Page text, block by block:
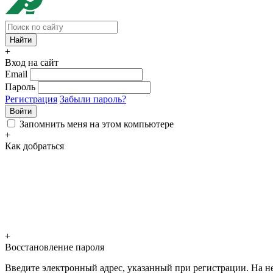
+
Вход на сайт
Email
Пароль
Регистрация Забыли пароль?
Войти
Запомнить меня на этом компьютере
+
Как добраться
+
Восстановление пароля
Введите электронный адрес, указанный при регистрации. На